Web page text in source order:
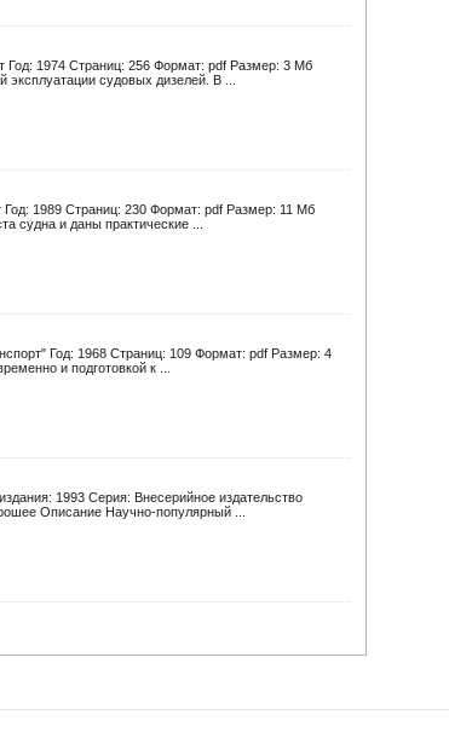
Год: 1974 Страниц: 256 Формат: pdf Размер: 3 Мб
судовых дизелей. В ...
1989 Страниц: 230 Формат: pdf Размер: 11 Мб
судна и даны практические ...
Год: 1968 Страниц: 109 Формат: pdf Размер: 4
и подготовкой к ...
1993 Серия: Внесерийное издательство
Описание Научно-популярный ...